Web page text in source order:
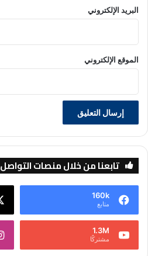
البريد الإلكتروني
الموقع الإلكتروني
تابعنا من خلال منصات التواصل
160k
متابع
1.3M
مشتركًا